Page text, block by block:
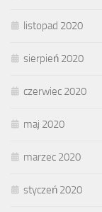
listopad 2020
sierpień 2020
czerwiec 2020
maj 2020
marzec 2020
styczeń 2020